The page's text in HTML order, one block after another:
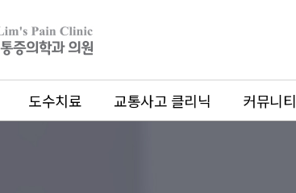
도수치료 교통사고 클리닉 커뮤니티